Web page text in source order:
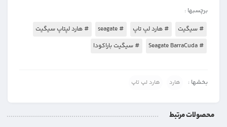
برچسبها :
# سیگیت # هارد لپ تاپ # seagate
# هارد لپتاپ سیگیت
# Seagate BarraCuda
# سیگیت باراکودا
بخشها : هارد هارد لپ تاپ
محصولات مرتبط